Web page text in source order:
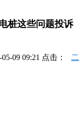
桩这些问题投诉
05-09 09:21 点击： 二